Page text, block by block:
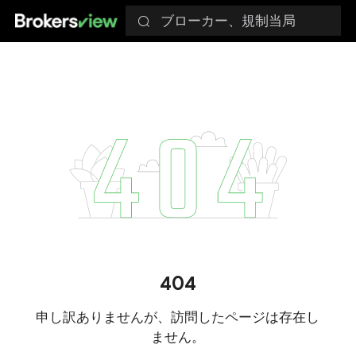
ブローカー、規制当局
404
申し訳ありませんが、訪問したページは存在し
ません。